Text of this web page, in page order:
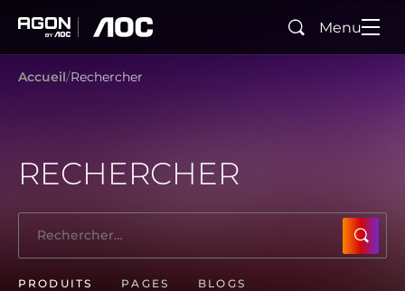
agon aoc
Rechercher
Menu
Accueil Rechercher
RECHERCHER
PRODUITS PAGES BLOGS